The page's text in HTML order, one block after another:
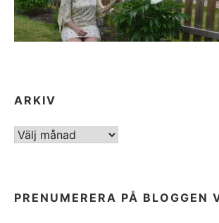
ARKIV
ARKIV
PRENUMERERA PÅ BLOGGEN